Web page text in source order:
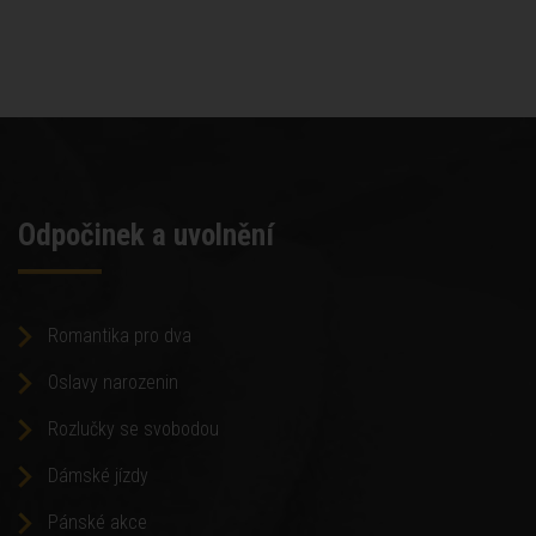
Odpočinek a uvolnění
Romantika pro dva
Oslavy narozenin
Rozlučky se svobodou
Dámské jízdy
Pánské akce